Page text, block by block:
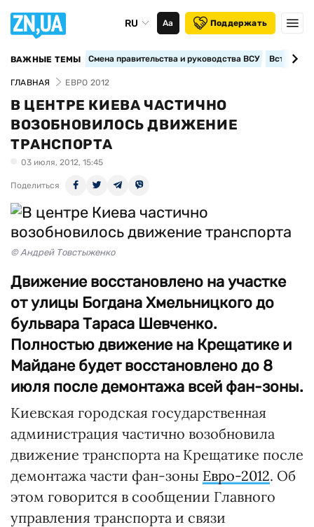
RU Аа Поддержать
ВАЖНЫЕ ТЕМЫ Смена правительства и руководства ВСУ
ГЛАВНАЯ ЕВРО 2012
В ЦЕНТРЕ КИЕВА ЧАСТИЧНО
ВОЗОБНОВИЛОСЬ ДВИЖЕНИЕ
ТРАНСПОРТА
03 июля, 2012, 15:45
Поделиться
© Андрей Товстыженко
Движение восстановлено на участке
от улицы Богдана Хмельницкого до
бульвара Тараса Шевченко.
Полностью движение на Крещатике и
Майдане будет восстановлено до 8
июля после демонтажа всей фан-зоны.
Киевская городская государственная
администрация частично возобновила
движение транспорта на Крещатике после
демонтажа части фан-зоны Евро-2012. Об
этом говорится в сообщении Главного
управления транспорта и связи